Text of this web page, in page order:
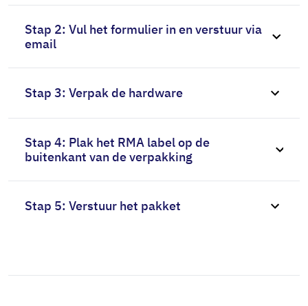
Stap 2: Vul het formulier in en verstuur via
email
Stap 3: Verpak de hardware
Stap 4: Plak het RMA label op de
buitenkant van de verpakking
Stap 5: Verstuur het pakket